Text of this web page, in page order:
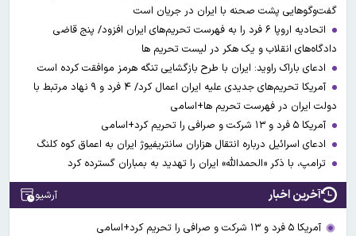
گفت‌وگوهایی پشت صحنه با ایران در جریان است
اتحادیه اروپا ۶ فرد را به فهرست تحریم‌های ایران افزود/ پنج قاضی
دادگاه‌های انقلاب و یک هکر در لیست تحریم ها
ادعای باراک راوید: ایران با طرح بازگشایی تنگه هرمز موافقت کرده است
آمریکا تحریم‌های جدیدی علیه ایران اعمال کرد/ ۴ فرد و ۹ نهاد مرتبط با
دولت ایران در فهرست تحریم ها+اسامی
آمریکا ۵ فرد و ۱۳ شرکت و صرافی را تحریم کرد+اسامی
ادعای اسرائیل درباره انتقال هزاران سانتریفیوژ ایران به اعماق کوه کلنگ
ترامپ، با ذکر «الحمدالله» ایران را تهدید به بمباران گسترده کرد
آخرین اخبار آرشیو
آمریکا ۵ فرد و ۱۳ شرکت و صرافی را تحریم کرد+اسامی